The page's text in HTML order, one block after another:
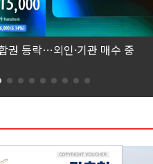
권 등락…외인·기관 매수 중